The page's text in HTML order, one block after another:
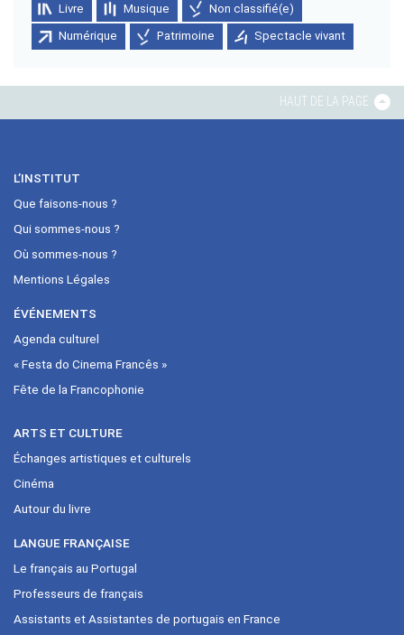
Livre Musique Non classifié(e)
Numérique Patrimoine Spectacle vivant
HAUT DE LA PAGE
L’INSTITUT
Que faisons-nous ?
Qui sommes-nous ?
Où sommes-nous ?
Mentions Légales
ÉVÉNEMENTS
Agenda culturel
« Festa do Cinema Francês »
Fête de la Francophonie
ARTS ET CULTURE
Échanges artistiques et culturels
Cinéma
Autour du livre
LANGUE FRANÇAISE
Le français au Portugal
Professeurs de français
Assistants et Assistantes de portugais en France